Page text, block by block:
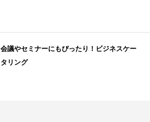
会議やセミナーにもぴったり！ビジネスケー
タリング